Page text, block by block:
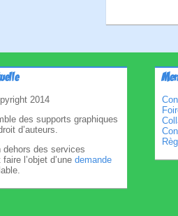
2014
des supports graphiques
d’auteurs.
dehors des services
l’objet d’une demande